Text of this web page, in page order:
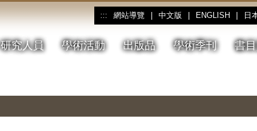
::: 網站導覽 中文版 ENGLISH 日
研究人員 學術活動 出版品 學術季刊 書